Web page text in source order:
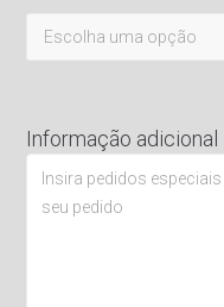
Informação adicional